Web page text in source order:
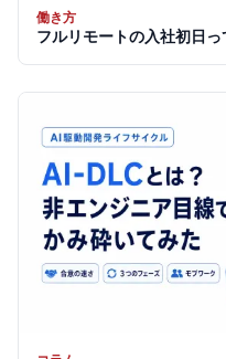
働き方
フルリモートの入社初日